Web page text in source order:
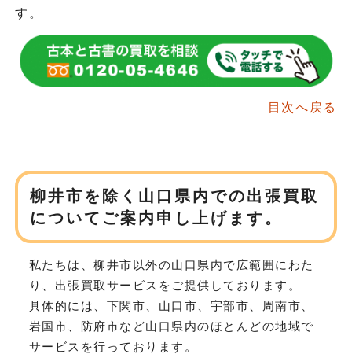
す。
目次へ戻る
柳井市を除く山口県内での出張買取
についてご案内申し上げます。
私たちは、柳井市以外の山口県内で広範囲にわた
り、 出張買取サービスをご提供しております。
具体的には、下関市、山口市、宇部市、周南市、
岩国市、防府市など山口県内のほとんどの地域で
サービスを行っております。